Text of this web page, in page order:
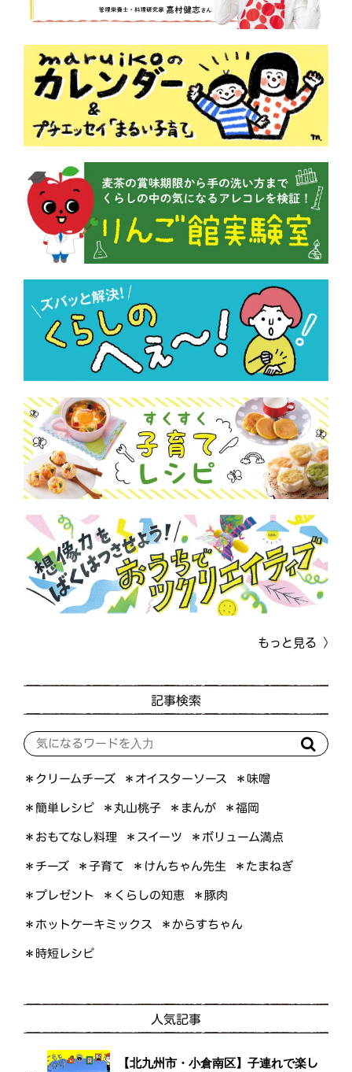
もっと見る
記事検索
＊クリームチーズ ＊オイスターソース ＊味噌
＊簡単レシピ ＊丸山桃子 ＊まんが ＊福岡
＊おもてなし料理 ＊スイーツ ＊ボリューム満点
＊チーズ ＊子育て ＊けんちゃん先生 ＊たまねぎ
＊プレゼント ＊くらしの知恵 ＊豚肉
＊ホットケーキミックス ＊からすちゃん
＊時短レシピ
人気記事
【北九州市・小倉南区】子連れで楽し